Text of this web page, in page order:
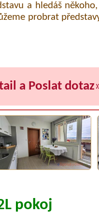
a hledáš
probrat
a Poslat dotaz
pokoj